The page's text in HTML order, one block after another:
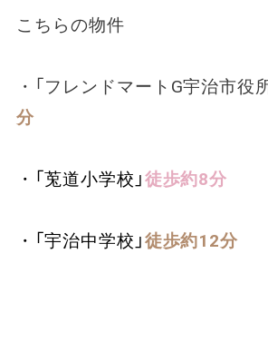
こちらの物件
・「フレンドマートG宇治市役
分
・「莵道小学校」徒歩約8分
・「宇治中学校」徒歩約12分